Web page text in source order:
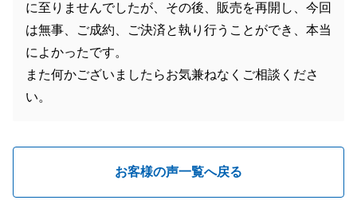
に至りませんでしたが、その後、販売を再開し、今回
は無事、ご成約、ご決済と執り行うことができ、本当
によかったです。
また何かございましたらお気兼ねなくご相談くださ
い。
お客様の声一覧へ戻る